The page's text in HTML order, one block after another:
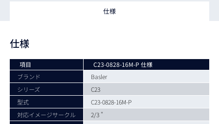
仕様
仕様
項目
C23-0828-16M-P 仕様
ブランド
Basler
シリーズ
C23
型式
C23-0828-16M-P
対応イメージサークル
2/3 "